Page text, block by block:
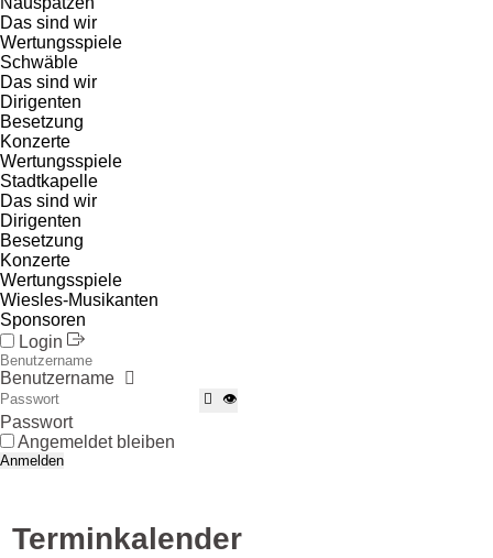
Das sind wir
Wertungsspiele
Schwäble
Das sind wir
Dirigenten
Besetzung
Konzerte
Wertungsspiele
Stadtkapelle
Das sind wir
Dirigenten
Besetzung
Konzerte
Wertungsspiele
Wiesles-Musikanten
Sponsoren
Login
Benutzername
👁
Passwort
Angemeldet bleiben
Anmelden
Terminkalender